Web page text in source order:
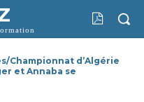
Championnat d’Algérie
et Annaba se